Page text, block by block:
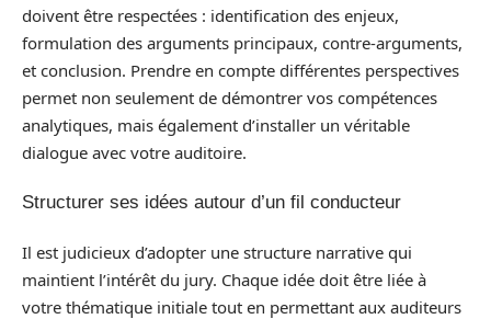
doivent être respectées : identification des enjeux,
formulation des arguments principaux, contre-arguments,
et conclusion. Prendre en compte différentes perspectives
permet non seulement de démontrer vos compétences
analytiques, mais également d’installer un véritable
dialogue avec votre auditoire.
Structurer ses idées autour d’un fil conducteur
Il est judicieux d’adopter une structure narrative qui
maintient l’intérêt du jury. Chaque idée doit être liée à
votre thématique initiale tout en permettant aux auditeurs